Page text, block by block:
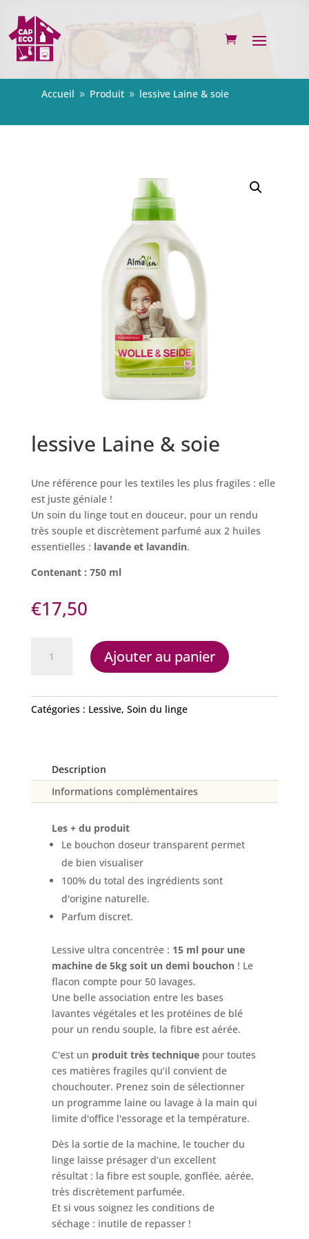
Accueil 9 Produit 9 lessive Laine & soie
lessive Laine & soie
Une référence pour les textiles les plus fragiles : elle
est juste géniale !
Un soin du linge tout en douceur, pour un rendu
très souple et discrètement parfumé aux 2 huiles
essentielles : lavande et lavandin.
Contenant : 750 ml
€17,50
&
Ajouter au panier
Catégories : Lessive, Soin du linge
Description
Informations complémentaires
Les + du produit
Le bouchon doseur transparent permet
de bien visualiser
100% du total des ingrédients sont
d'origine naturelle.
Parfum discret.
Lessive ultra concentrée : 15 ml pour une
machine de 5kg soit un demi bouchon! Le
flacon compte pour 50 lavages.
Une belle association entre les bases
lavantes végétales et les protéines de blé
pour un rendu souple, la fibre est aérée.
C'est un produit très techniquepour toutes
ces matières fragiles qu’il convient de
chouchouter. Prenez soin de sélectionner
un programme laine ou lavage à la main qui
limite d'office l'essorage et la température.
Dès la sortie de la machine, le toucher du
linge laisse présager d’un excellent
résultat : la fibre est souple, gonflée, aérée,
très discrètement parfumée.
Et si vous soignez les conditions de
séchage : inutile de repasser !